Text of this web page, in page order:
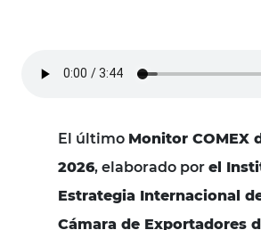
El último Monitor COMEX
2026, elaborado por el
Estrategia Internacional
Cámara de Exportadores